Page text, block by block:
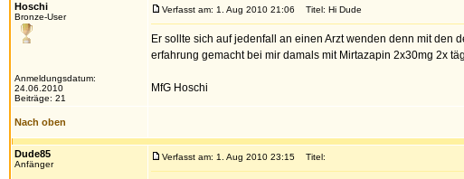
Hoschi
Bronze-User
Anmeldungsdatum:
24.06.2010
Beiträge: 21
Verfasst am: 1. Aug 2010 21:06 Titel: Hi Dude
Er sollte sich auf jedenfall an einen Arzt wenden denn mit den
erfahrung gemacht bei mir damals mit Mirtazapin 2x30mg 2x
MfG Hoschi
Nach oben
Dude85
Anfänger
Verfasst am: 1. Aug 2010 23:15 Titel: